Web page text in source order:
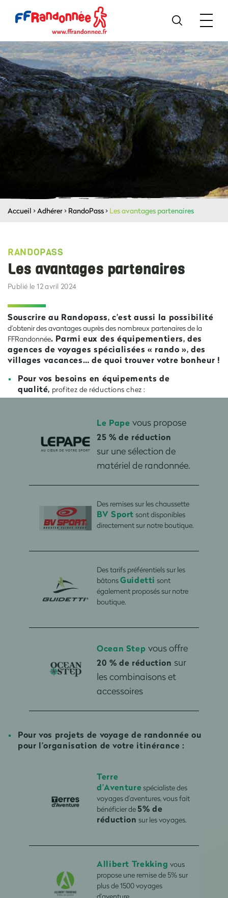
Accueil >Adhérer> RandoPass> Les avantages partenaires
RANDOPASS
Les avantages partenaires
Publié le 12 avril 2024
Souscrire au Randopass, c’est aussi la possibilité
d’obtenir des avantages auprès des nombreux partenaires de la
FFRandonnée. Parmi eux des équipementiers, des
agences de voyages spécialisées « rando », des
villages vacances… de quoi trouver votre bonheur !
Pour vos besoins en équipements de
qualité, profitez de réductions chez :
Le Papevous propose
25 % de réduction
sur une sélection de
matériel de randonnée.
Des remises sur les chaussette
BV Sport sont disponibles
directement sur notre boutique.
Des tarifs préférentiels sur les
bâtonsGuidetti sont
également proposés sur notre
boutique.
Ocean Step vous offre
20 % de réduction sur
les combinaisons et
accessoires
Pour vos projets de voyage de randonnée ou
pour l’organisation de votre itinérance :
Terre
d’Aventure spécialiste des
voyages d’aventures, vous fait
bénéficier de5% de
réduction sur les voyages.
Allibert Trekking vous
propose une remise de 5% sur
plus de 1500 voyages